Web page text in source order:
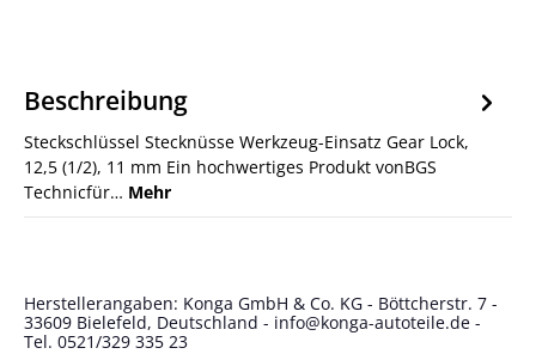
Beschreibung
Steckschlüssel Stecknüsse Werkzeug-Einsatz Gear Lock,
12,5 (1/2), 11 mm Ein hochwertiges Produkt vonBGS
Technicfür… Mehr
Herstellerangaben: Konga GmbH & Co. KG - Böttcherstr. 7 -
33609 Bielefeld, Deutschland - info@konga-autoteile.de -
Tel. 0521/329 335 23